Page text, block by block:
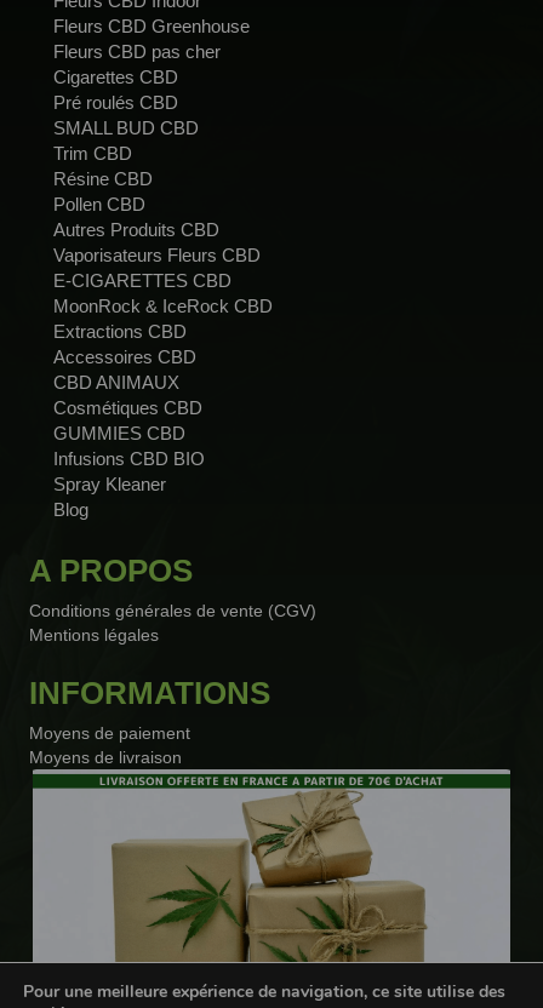
Fleurs CBD Greenhouse
Fleurs CBD pas cher
Cigarettes CBD
Pré roulés CBD
SMALL BUD CBD
Trim CBD
Résine CBD
Pollen CBD
Autres Produits CBD
Vaporisateurs Fleurs CBD
E-CIGARETTES CBD
MoonRock & IceRock CBD
Extractions CBD
Accessoires CBD
CBD ANIMAUX
Cosmétiques CBD
GUMMIES CBD
Infusions CBD BIO
Spray Kleaner
Blog
A PROPOS
Conditions générales de vente (CGV)
Mentions légales
INFORMATIONS
Moyens de paiement
Moyens de livraison
Pour une meilleure expérience de navigation, ce site utilise des